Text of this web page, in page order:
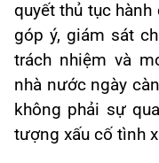
quyết thủ tục
góp ý, giám sát
trách nhiệm và
nhà nước ngày
không phải sự
tượng xấu cố tình